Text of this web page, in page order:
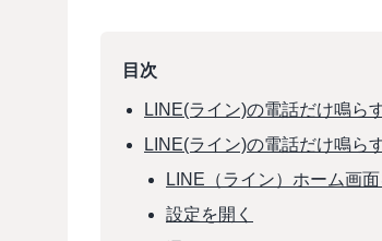
目次
LINE(ライン)の電話だけ鳴ら
LINE(ライン)の電話だけ鳴ら
LINE（ライン）ホーム画面
設定を開く